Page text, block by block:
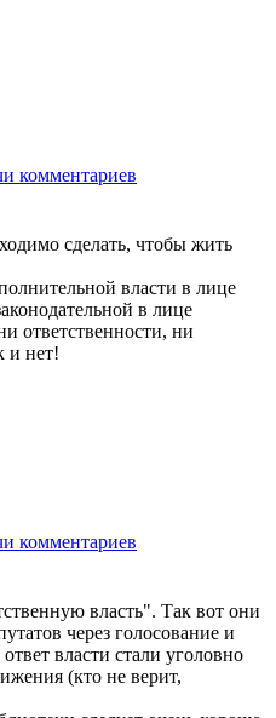
комментариев
сделать, чтобы жить
власти в лице
в лице
ни
и нет!
комментариев
власть". Так вот они
через голосование и
власти стали уголовно
(кто не верит,